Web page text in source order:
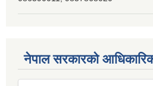
नेपाल सरकारको